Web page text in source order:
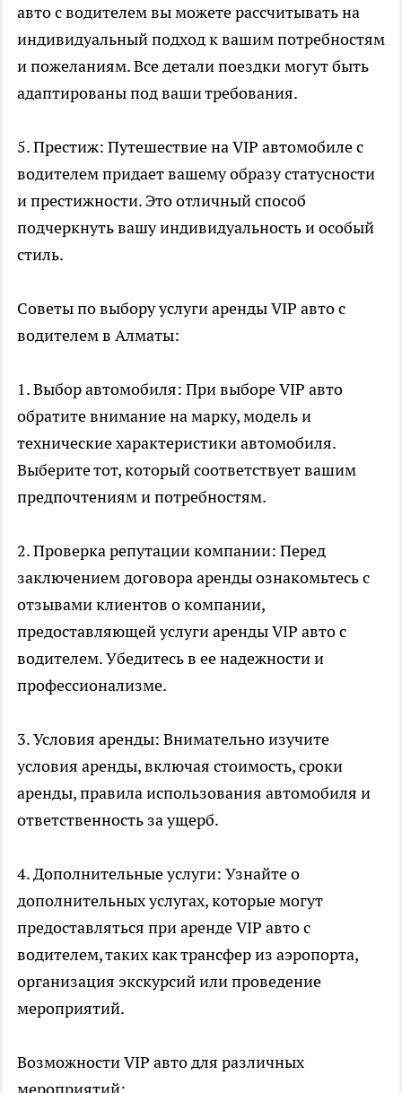
авто с водителем вы можете рассчитывать на
индивидуальный подход к вашим потребностям
и пожеланиям. Все детали поездки могут быть
адаптированы под ваши требования.
5. Престиж: Путешествие на VIP автомобиле с
водителем придает вашему образу статусности
и престижности. Это отличный способ
подчеркнуть вашу индивидуальность и особый
стиль.
Советы по выбору услуги аренды VIP авто с
водителем в Алматы:
1. Выбор автомобиля: При выборе VIP авто
обратите внимание на марку, модель и
технические характеристики автомобиля.
Выберите тот, который соответствует вашим
предпочтениям и потребностям.
2. Проверка репутации компании: Перед
заключением договора аренды ознакомьтесь с
отзывами клиентов о компании,
предоставляющей услуги аренды VIP авто с
водителем. Убедитесь в ее надежности и
профессионализме.
3. Условия аренды: Внимательно изучите
условия аренды, включая стоимость, сроки
аренды, правила использования автомобиля и
ответственность за ущерб.
4. Дополнительные услуги: Узнайте о
дополнительных услугах, которые могут
предоставляться при аренде VIP авто с
водителем, таких как трансфер из аэропорта,
организация экскурсий или проведение
мероприятий.
Возможности VIP авто для различных